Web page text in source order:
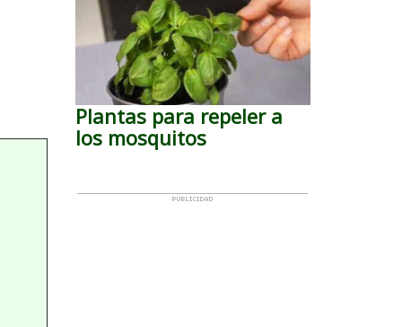
Plantas para repeler a
los mosquitos